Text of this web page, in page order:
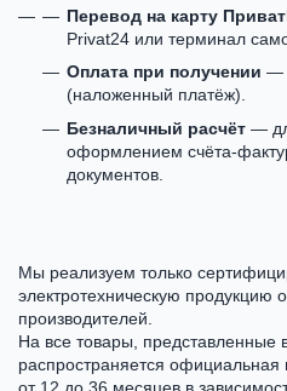
Перевод на карту
Privat24 или терминал
Оплата при получении —
(наложенный платёж).
Безналичный расчёт —
оформлением счёта-
документов.
Мы реализуем только
электротехническую продукцию
производителей.
На все товары, представленные
распространяется официальная
от 12 до 36 месяцев в